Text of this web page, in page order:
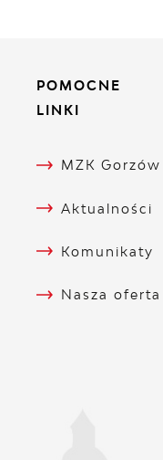
POMOCNE
LINKI
MZK Gorzów
Aktualności
Komunikaty
Nasza oferta